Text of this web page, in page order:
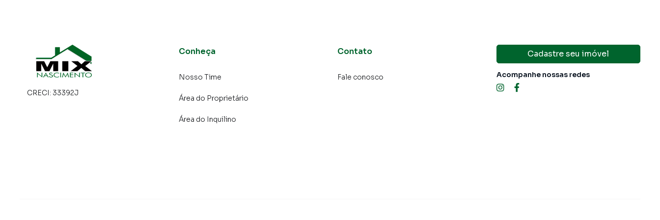
CRECI: 33392J
Conheça
Nosso Time
Área do Proprietário
Área do Inquilino
Contato
Fale conosco
Cadastre seu imóvel
Acompanhe nossas redes